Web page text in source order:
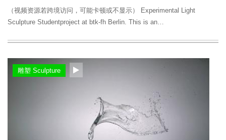
（视频资源若跨境访问，可能卡顿或不显示） Experimental Light
Sculpture Studentproject at btk-fh Berlin. This is an…
雕塑 Sculpture